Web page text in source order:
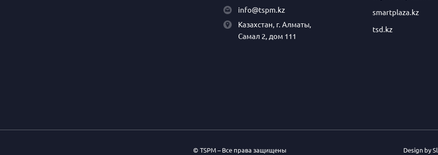
info@tspm.kz
Казахстан, г. Алматы,
Самал 2, дом 111
smartplaza.kz
tsd.kz
© TSPM – Все права защищены Design by